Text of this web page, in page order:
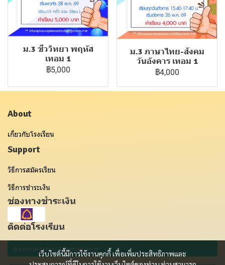
ม.3 ชีววิทยา พฤหัส
เทอม 1
฿5,000
ม.3 ภาษาไทย-สังคม
วันอังคาร เทอม 1
฿4,000
เว็บไซต์นี้มีการใช้งานคุกกี้ เพื่อเพิ่มประสิทธิภาพและ
About
เกี่ยวกับโรงเรียน
Support
วิธีการสมัครเรียน
วิธีการชำระเงิน
ช่องทางชำระเงิน
ติดต่อโรงเรียน